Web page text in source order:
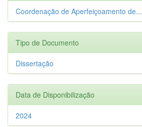
Coordenação de Aperfeiçoamento de...
Tipo de Documento
Dissertação
Data de Disponibilização
2024